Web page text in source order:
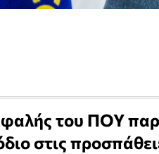
του ΠΟΥ
στις